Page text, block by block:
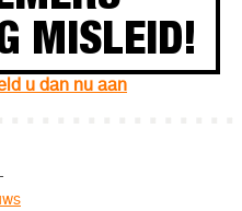
MISLEID!
u dan nu aan